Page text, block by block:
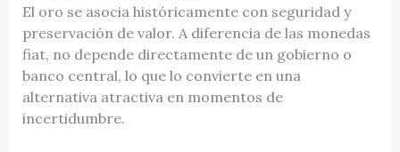
El oro se asocia históricamente con seguridad y
preservación de valor. A diferencia de las monedas
fiat, no depende directamente de un gobierno o
banco central, lo que lo convierte en una
alternativa atractiva en momentos de
incertidumbre.